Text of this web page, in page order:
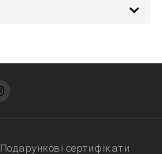
Подарункові сертифікати